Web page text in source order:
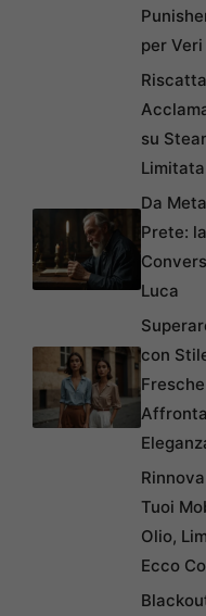
per
su
Da
Prete:
Luca
con
Tuoi
Olio,
Ecco